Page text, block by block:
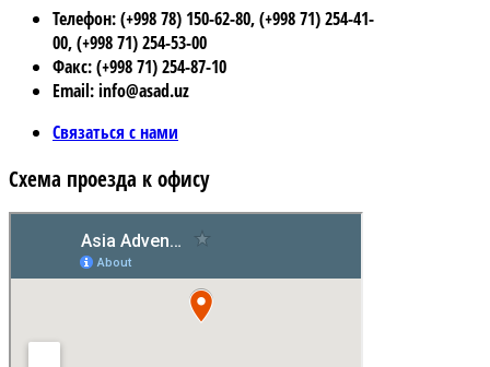
Телефон: (+998 78) 150-62-80, (+998 71) 254-41-
00, (+998 71) 254-53-00
Факс: (+998 71) 254-87-10
Email: info@asad.uz
Связаться с нами
Схема проезда к офису